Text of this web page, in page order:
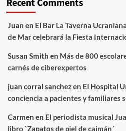
Recent Comments
Juan en El Bar La Taverna
de Mar celebrará la Fiesta
Susan Smith en Más de 800
carnés de ciberexpertos
juan corral sanchezen El Hospital
conciencia a pacientes y familiares
Carmen en El periodista musical
libro `Zapatos de piel de caimán´